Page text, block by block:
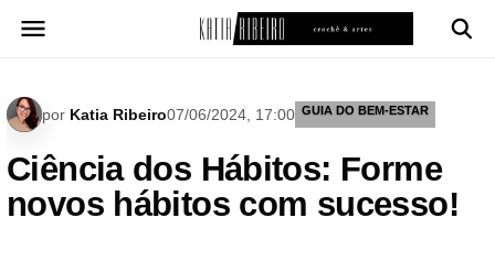
para
por Katia Ribeiro07/06/2024, 17:00 GUIA DO BEM-ESTAR
Ciência dos Hábitos: Forme
novos hábitos com sucesso!